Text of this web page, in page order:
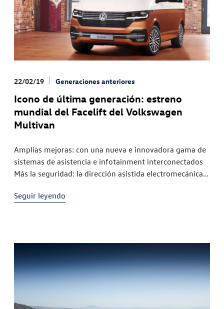
22/02/19 Generaciones anteriores
Icono de última generación: estreno
mundial del Facelift del Volkswagen
Multivan
Amplias mejoras: con una nueva e innovadora gama de
sistemas de asistencia e infotainment interconectados
Más la seguridad: la dirección asistida electromecánica
asistencia Siempre conectada: la radio digital
Seguir leyendo